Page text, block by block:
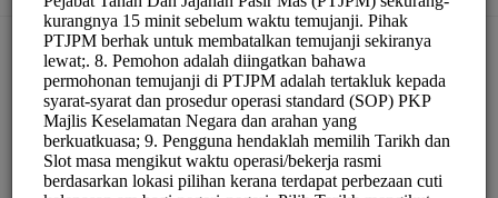
Pilih Perkhidmatan:
UNIT TANAH
Milik Tanah Kerajaan & Sewa
Tanah Kerajaan